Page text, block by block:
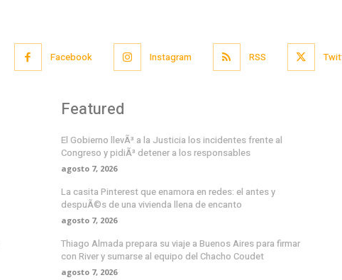
Facebook Instagram RSS
Featured
El Gobierno llevÃ³ a la Justicia los incidentes frente al
Congreso y pidiÃ³ detener a los responsables
agosto 7, 2026
La casita Pinterest que enamora en redes: el antes y
despuÃ©s de una vivienda llena de encanto
agosto 7, 2026
Thiago Almada prepara su viaje a Buenos Aires para firmar
con River y sumarse al equipo del Chacho Coudet
agosto 7, 2026